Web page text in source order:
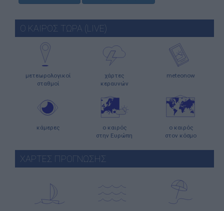
Ο ΚΑΙΡΟΣ ΤΩΡΑ (LIVE)
μετεωρολογικοί
σταθμοί
χάρτες
κεραυνών
meteonow
κάμερες
ο καιρός
στην Ευρώπη
ο καιρός
στον κόσμο
ΧΑΡΤΕΣ ΠΡΟΓΝΩΣΗΣ